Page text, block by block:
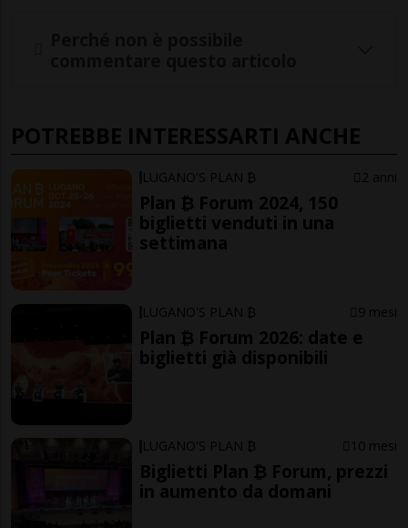
POTREBBE INTERESSARTI ANCHE
LUGANO'S PLAN ₿ 2 anni
Plan ₿ Forum 2024, 150
biglietti venduti in una
settimana
LUGANO'S PLAN ₿ 9 mesi
Plan ₿ Forum 2026: date e
biglietti già disponibili
LUGANO'S PLAN ₿ 10 mesi
Biglietti Plan ₿ Forum, prezzi
in aumento da domani